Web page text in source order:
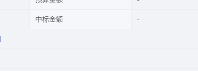
中标金额